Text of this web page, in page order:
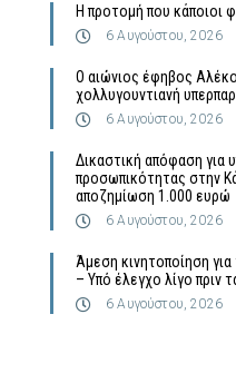
Η προτομή που κάποιοι
6 Αυγούστου, 2026
Ο αιώνιος έφηβος
χολλυγουντιανή
6 Αυγούστου, 2026
Δικαστική απόφαση για
προσωπικότητας στην
αποζημίωση 1.000 ευρώ
6 Αυγούστου, 2026
Άμεση κινητοποίηση
– Υπό έλεγχο λίγο πριν
6 Αυγούστου, 2026